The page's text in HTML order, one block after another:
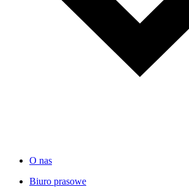
O nas
Biuro prasowe